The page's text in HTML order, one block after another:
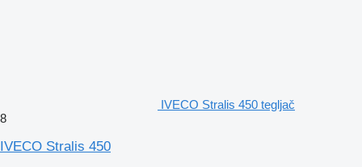
IVECO Stralis 450 tegljač
8
IVECO Stralis 450